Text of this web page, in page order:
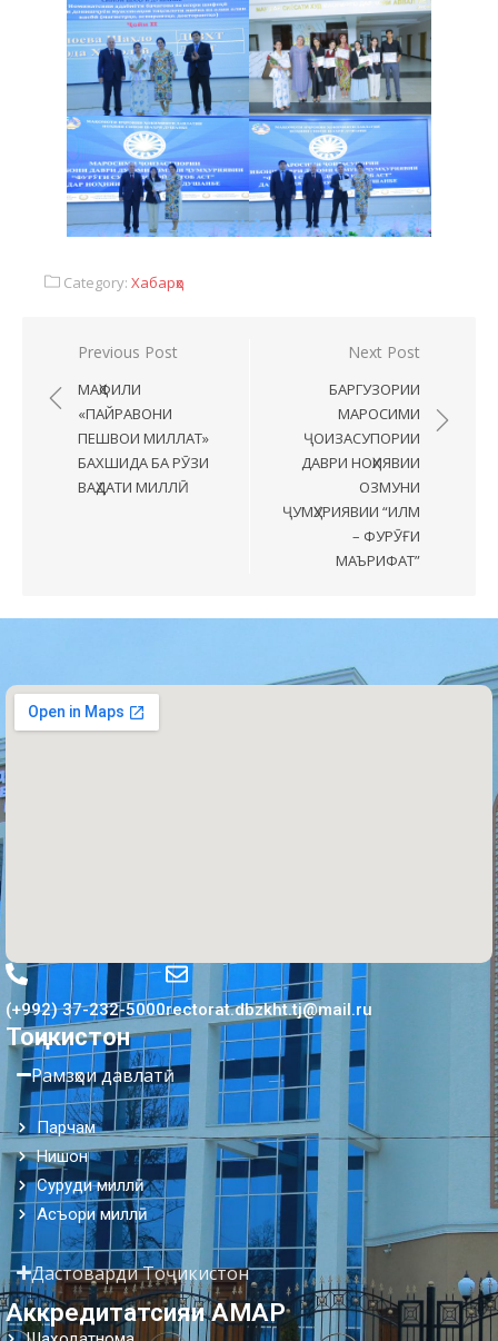
Category: Хабарҳо
Previous Post
МАҲФИЛИ
«ПАЙРАВОНИ
ПЕШВОИ МИЛЛАТ»
БАХШИДА БА РӮЗИ
ВАҲДАТИ МИЛЛӢ
Next Post
БАРГУЗОРИИ
МАРОСИМИ
ҶОИЗАСУПОРИИ
ДАВРИ НОҲИЯВИИ
ОЗМУНИ
ҶУМҲУРИЯВИИ “ИЛМ
– ФУРӮҒИ
МАЪРИФАТ”
(+992) 37-232-5000rectorat.dbzkht.tj@mail.ru
Тоҷикистон
Рамзҳои давлатӣ
Парчам
Нишон
Суруди миллӣ
Асъори миллӣ
Дастоварди Тоҷикистон
Аккредитатсияи АМАР